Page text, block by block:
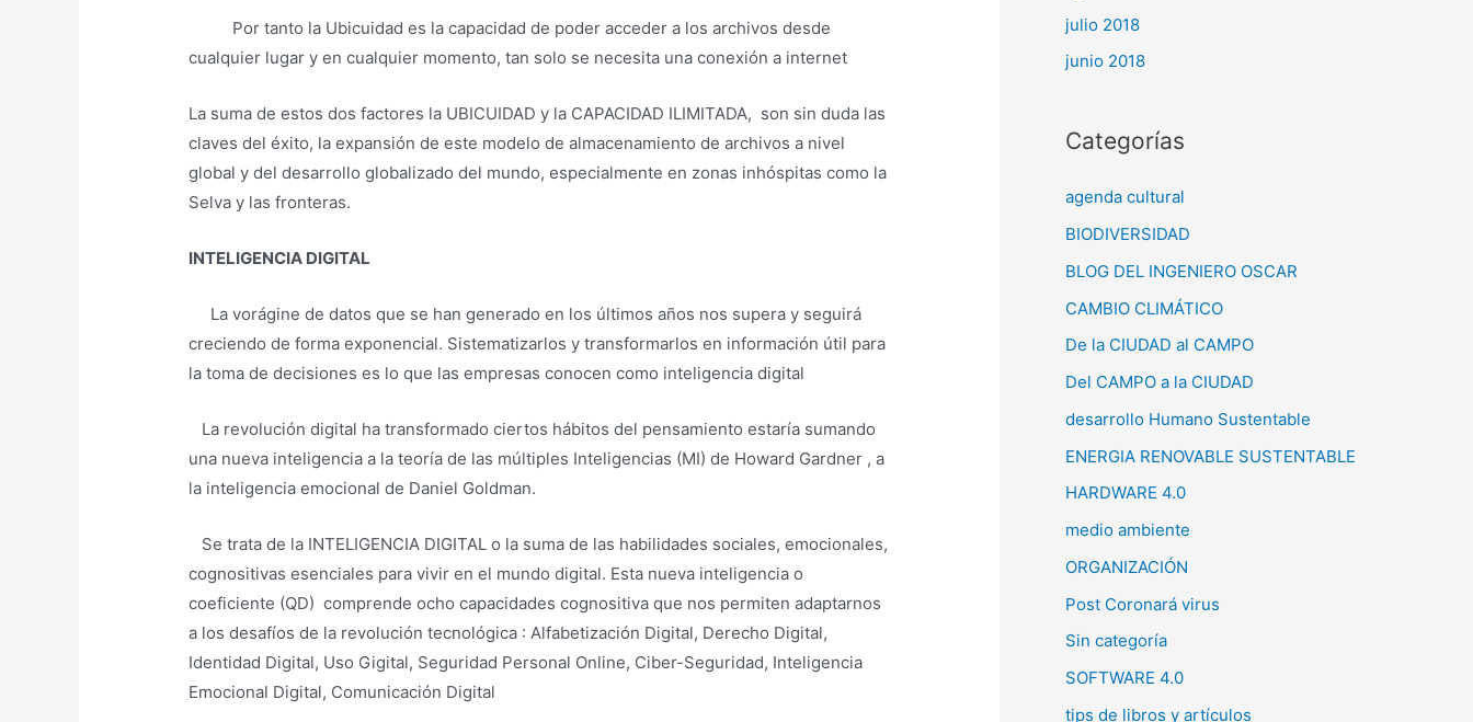
Por tanto la Ubicuidad es la capacidad de poder acceder a los archivos desde
cualquier lugar y en cualquier momento, tan solo se necesita una conexión a internet
La suma de estos dos factores la UBICUIDAD y la CAPACIDAD ILIMITADA, son sin duda las
claves del éxito, la expansión de este modelo de almacenamiento de archivos a nivel
global y del desarrollo globalizado del mundo, especialmente en zonas inhóspitas como la
Selva y las fronteras.
INTELIGENCIA DIGITAL
La vorágine de datos que se han generado en los últimos años nos supera y seguirá
creciendo de forma exponencial. Sistematizarlos y transformarlos en información útil para
la toma de decisiones es lo que las empresas conocen como inteligencia digital
La revolución digital ha transformado ciertos hábitos del pensamiento estaría sumando
una nueva inteligencia a la teoría de las múltiples Inteligencias (MI) de Howard Gardner , a
la inteligencia emocional de Daniel Goldman.
Se trata de la INTELIGENCIA DIGITAL o la suma de las habilidades sociales, emocionales,
cognositivas esenciales para vivir en el mundo digital. Esta nueva inteligencia o
coeficiente (QD) comprende ocho capacidades cognositiva que nos permiten adaptarnos
a los desafíos de la revolución tecnológica : Alfabetización Digital, Derecho Digital,
Identidad Digital, Uso Gigital, Seguridad Personal Online, Ciber-Seguridad, Inteligencia
Emocional Digital, Comunicación Digital
julio 2018
junio 2018
Categorías
agenda cultural
BIODIVERSIDAD
BLOG DEL INGENIERO OSCAR
CAMBIO CLIMÁTICO
De la CIUDAD al CAMPO
Del CAMPO a la CIUDAD
desarrollo Humano Sustentable
ENERGIA RENOVABLE SUSTENTABLE
HARDWARE 4.0
medio ambiente
ORGANIZACIÓN
Post Coronará virus
Sin categoría
SOFTWARE 4.0
tips de libros y artículos